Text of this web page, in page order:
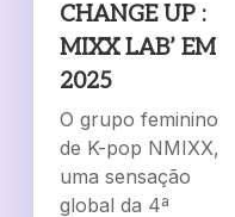
CHANGE UP :
MIXX LAB’ EM
2025
O grupo feminino
de K-pop NMIXX,
uma sensação
global da 4ª